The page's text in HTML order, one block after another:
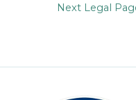
Next Legal